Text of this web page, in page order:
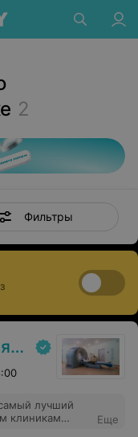
2
Фильтры
лучший
клиникам
Еще